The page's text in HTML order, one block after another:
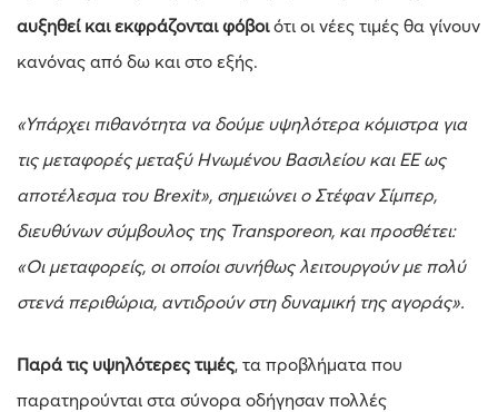
αυξηθεί και εκφράζονται φόβοιότι οι νέες τιμές θα γίνουν
κανόνας από δω και στο εξής.
«Υπάρχει πιθανότητα να δούμε υψηλότερα κόμιστρα για
τις μεταφορές μεταξύ Ηνωμένου Βασιλείου και ΕΕ ως
αποτέλεσμα του Brexit», σημειώνει ο Στέφαν Σίμπερ,
διευθύνων σύμβουλος της Transporeon, και προσθέτει:
«Οι μεταφορείς, οι οποίοι συνήθως λειτουργούν με πολύ
στενά περιθώρια, αντιδρούν στη δυναμική της αγοράς».
Παρά τις υψηλότερες τιμές, τα προβλήματα που
παρατηρούνται στα σύνορα οδήγησαν πολλές